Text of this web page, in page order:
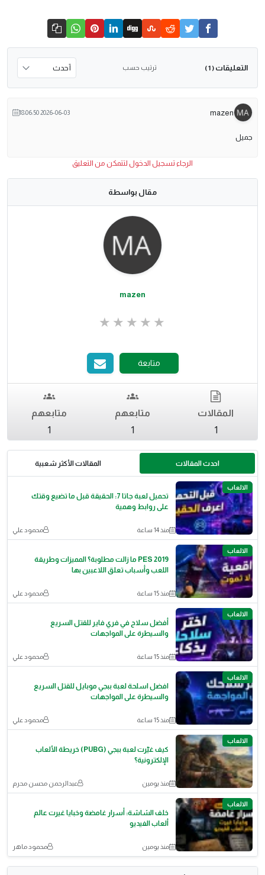
التعليقات ( 1 ) ترتيب حسب
mazen
2026-06-03 18:06:50
جميل
الرجاء تسجيل الدخول لتتمكن من التعليق
مقال بواسطة
mazen
متابعة
المقالات
1
متابعهم
1
متابعهم
1
احدث المقالات المقالات الأكثر شعبية
الالعاب
تحميل لعبة جاتا 7: الحقيقة قبل ما تضيع وقتك
على روابط وهمية
منذ 14 ساعة محمود علي
الالعاب
PES 2019 ما زالت مطلوبة؟ المميزات وطريقة
اللعب وأسباب تعلق اللاعبين بها
منذ 15 ساعة محمود علي
الالعاب
أفضل سلاح في فري فاير للقتل السريع
والسيطرة على المواجهات
منذ 15 ساعة محمود علي
الالعاب
افضل اسلحة لعبة ببجي موبايل للقتل السريع
والسيطرة على المواجهات
منذ 15 ساعة محمود علي
الالعاب
كيف غيّرت لعبة ببجي (PUBG) خريطة الألعاب
الإلكترونية؟
منذ يومين عبدالرحمن محسن محرم
الالعاب
خلف الشاشة: أسرار غامضة وخبايا غيرت عالم
ألعاب الفيديو
منذ يومين محمود ماهر